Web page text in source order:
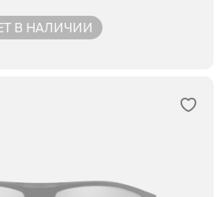
В НАЛИЧИИ